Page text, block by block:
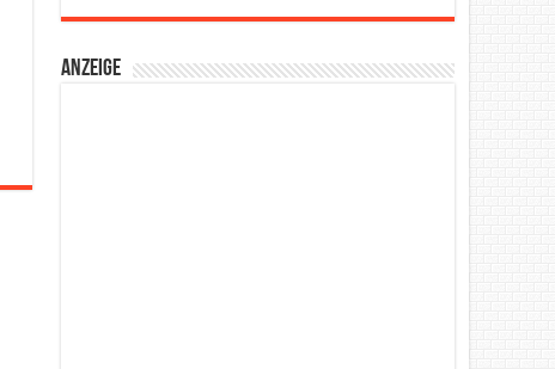
Anzeige